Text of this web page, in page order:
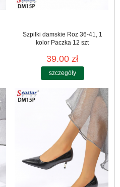
Szpilki damskie Roz 36-41, 1
kolor Paczka 12 szt
39.00 zł
szczegóły